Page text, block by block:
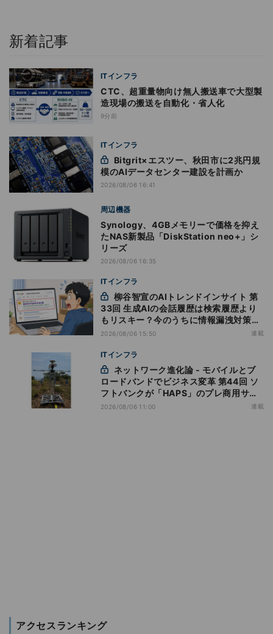
新着記事
ITインフラ
CTC、超重量物向け無人搬送車で大型製
造現場の搬送を自動化・省人化
9分前
ITインフラ
模のAIデータセンター建設を計画か
2026/08/06 16:41
周辺機器
Synology、4GBメモリーで価格を抑え
たNAS新製品「DiskStation neo+」シ
リーズ
2026/08/06 16:35
ITインフラ
33回 生成AIの会話履歴は検索履歴より
もリスキー？今のうちに情報漏洩対策を
万全にしておこう
2026/08/06 15:50 連載
ITインフラ
ロードバンドでビジネス変革 第44回 ソ
フトバンクが「HAPS」のプレ商用サー
ビス開始を表明、本格的な商用展開のめ
2026/08/06 11:00 連載
アクセスランキング